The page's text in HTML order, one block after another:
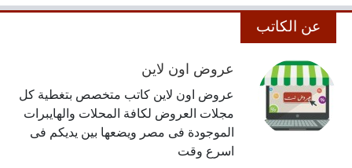
عن الكاتب
عروض اون لاين
عروض اون لاين كاتب متخصص بتغطية كل
مجلات العروض لكافة المحلات والهايبرات
الموجودة فى مصر ويضعها بين يديكم فى
اسرع وقت